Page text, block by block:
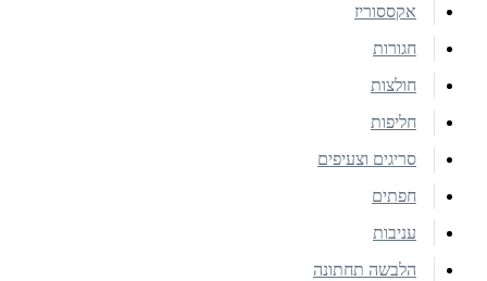
אקססוריז
חגורות
חולצות
חליפות
סריגים וצעיפים
חפתים
עניבות
הלבשה תחתונה